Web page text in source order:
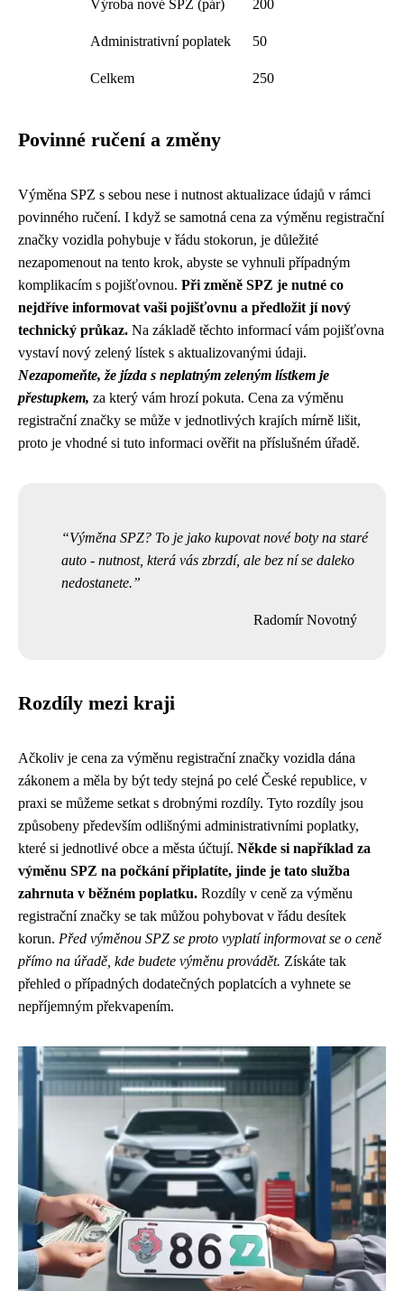
Výroba nové SPZ (pár) 200
Administrativní poplatek 50
Celkem 250
Povinné ručení a změny
Výměna SPZ s sebou nese i nutnost aktualizace údajů v rámci
povinného ručení. I když se samotná cena za výměnu registrační
značky vozidla pohybuje v řádu stokorun, je důležité
nezapomenout na tento krok, abyste se vyhnuli případným
komplikacím s pojišťovnou. Při změně SPZ je nutné co
nejdříve informovat vaši pojišťovnu a předložit jí nový
technický průkaz. Na základě těchto informací vám pojišťovna
vystaví nový zelený lístek s aktualizovanými údaji.
Nezapomeňte, že jízda s neplatným zeleným lístkem je
přestupkem, za který vám hrozí pokuta. Cena za výměnu
registrační značky se může v jednotlivých krajích mírně lišit,
proto je vhodné si tuto informaci ověřit na příslušném úřadě.
Výměna SPZ? To je jako kupovat nové boty na staré
auto - nutnost, která vás zbrzdí, ale bez ní se daleko
nedostanete.
Radomír Novotný
Rozdíly mezi kraji
Ačkoliv je cena za výměnu registrační značky vozidla dána
zákonem a měla by být tedy stejná po celé České republice, v
praxi se můžeme setkat s drobnými rozdíly. Tyto rozdíly jsou
způsobeny především odlišnými administrativními poplatky,
které si jednotlivé obce a města účtují. Někde si například za
výměnu SPZ na počkání připlatíte, jinde je tato služba
zahrnuta v běžném poplatku. Rozdíly v ceně za výměnu
registrační značky se tak můžou pohybovat v řádu desítek
korun. Před výměnou SPZ se proto vyplatí informovat se o ceně
přímo na úřadě, kde budete výměnu provádět. Získáte tak
přehled o případných dodatečných poplatcích a vyhnete se
nepříjemným překvapením.